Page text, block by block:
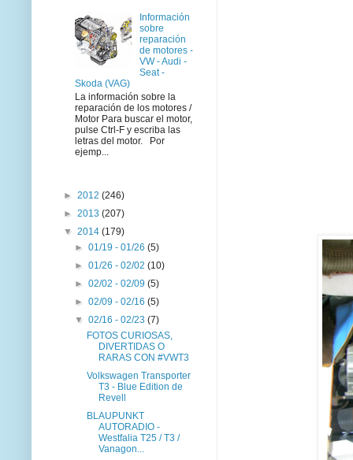
Información
sobre
reparación
de motores -
VW - Audi -
Seat -
Skoda (VAG)
La información sobre la
reparación de los motores /
Motor Para buscar el motor,
pulse Ctrl-F y escriba las
letras del motor. Por
ejemp...
► 2012 (246)
► 2013 (207)
▼ 2014 (179)
►01/19 - 01/26(5)
►01/26 - 02/02(10)
►02/02 - 02/09(5)
►02/09 - 02/16(5)
▼02/16 - 02/23(7)
FOTOS CURIOSAS,
DIVERTIDAS O
RARAS CON #VWT3
Volkswagen Transporter
T3 - Blue Edition de
Revell
BLAUPUNKT
AUTORADIO -
Westfalia T25 / T3 /
Vanagon...